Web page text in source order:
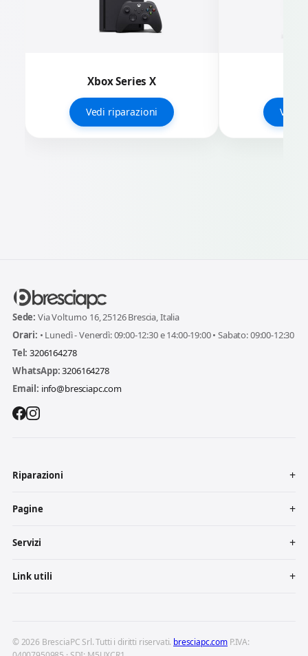
Xbox Series X
Vedi riparazioni Vedi
Sede: Via Volturno 16, 25126 Brescia, Italia
Orari: • Lunedì - Venerdì: 09:00-12:30 e 14:00-19:00 • Sabato: 09:00-12:30
Tel: 3206164278
WhatsApp:3206164278
Email: info@bresciapc.com
Riparazioni
Pagine
Servizi
Link utili
© 2026 BresciaPC Srl. Tutti i diritti riservati. bresciapc.com P.IVA: